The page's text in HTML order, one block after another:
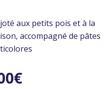
aux petits pois et à la
accompagné de pâtes
€